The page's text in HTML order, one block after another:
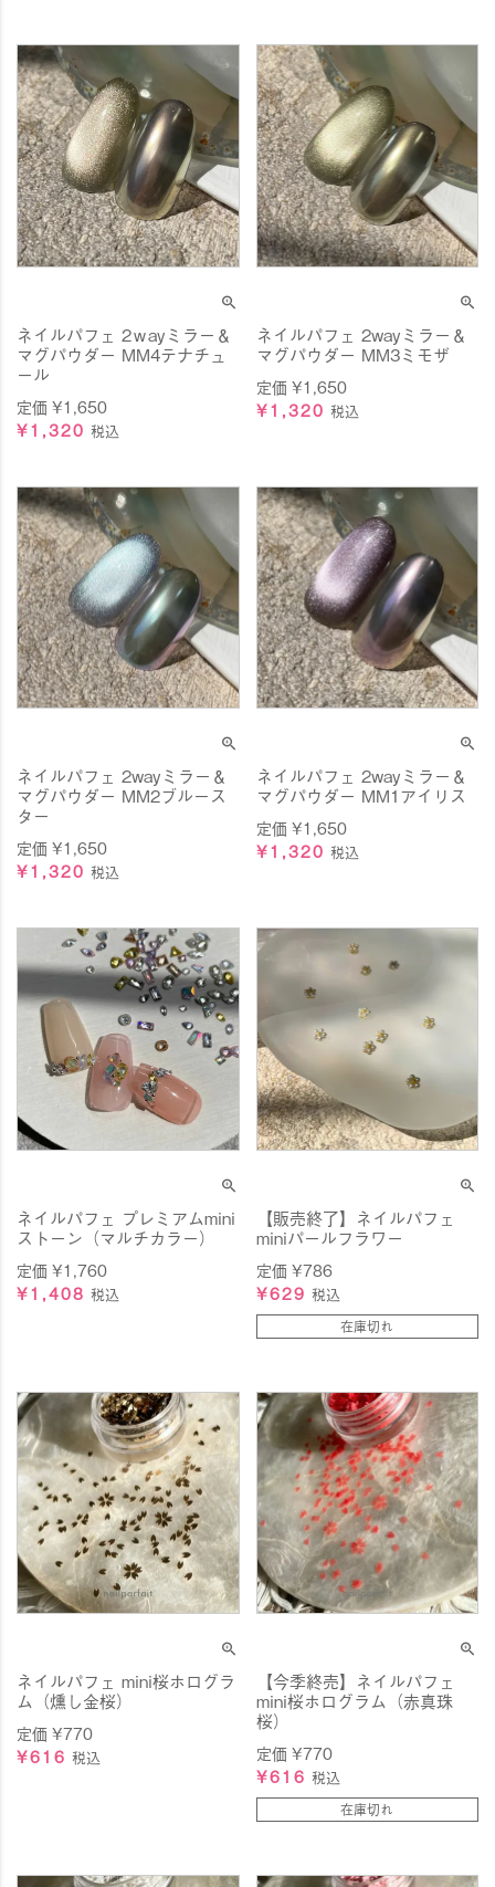
ネイルパフェ 2ｗayミラー＆
マグパウダー MM4テナチュ
ール
定価¥1,650
¥1,320 税込
ネイルパフェ 2wayミラー＆
マグパウダー MM3ミモザ
定価 ¥1,650
¥1,320 税込
ネイルパフェ 2wayミラー＆
マグパウダー MM2ブルース
ター
定価¥1,650
¥1,320 税込
ネイルパフェ 2wayミラー＆
マグパウダー MM1アイリス
定価 ¥1,650
¥1,320 税込
ネイルパフェ プレミアムmini
ストーン（マルチカラー）
定価¥1,760
¥1,408 税込
【販売終了】ネイルパフェ
miniパールフラワー
定価 ¥786
¥629 税込
在庫切れ
ネイルパフェ mini桜ホログラ
ム（燻し金桜）
定価¥770
¥616 税込
【今季終売】ネイルパフェ
mini桜ホログラム（赤真珠
桜）
定価 ¥770
¥616 税込
在庫切れ